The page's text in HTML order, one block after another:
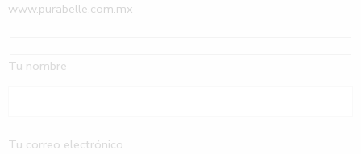
www.purabelle.com.mx
Tu nombre
Tu correo electrónico